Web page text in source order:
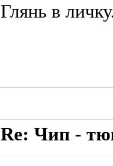
Глянь в
Re: Чип -